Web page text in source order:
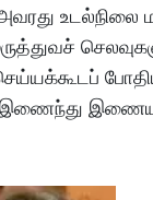
உடல்நிலை